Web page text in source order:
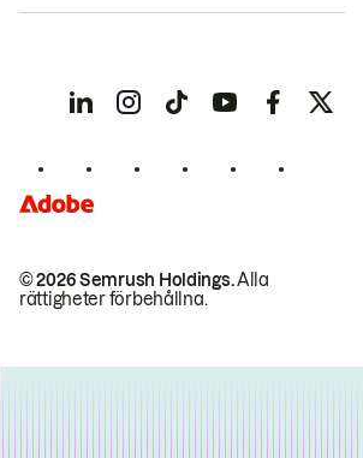
© 2026 Semrush Holdings.Alla
rättigheter förbehållna.